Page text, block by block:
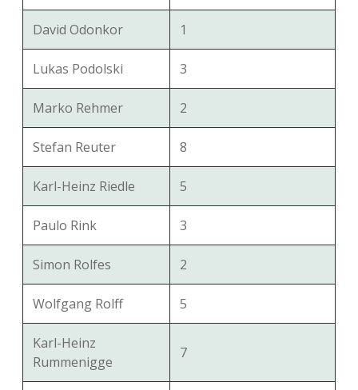
David Odonkor 1
Lukas Podolski 3
Marko Rehmer 2
Stefan Reuter 8
Karl-Heinz Riedle 5
Paulo Rink 3
Simon Rolfes 2
Wolfgang Rolff 5
Karl-Heinz
Rummenigge
7